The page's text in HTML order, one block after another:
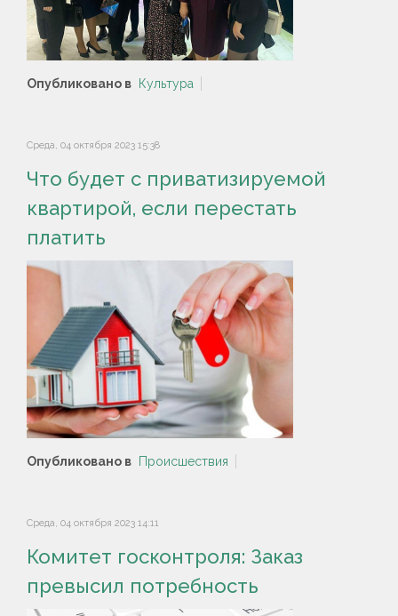
Опубликовано в Культура
Среда, 04 октября 2023 15:38
Что будет с приватизируемой
квартирой, если перестать
платить
Опубликовано в Происшествия
Среда, 04 октября 2023 14:11
Комитет госконтроля: Заказ
превысил потребность